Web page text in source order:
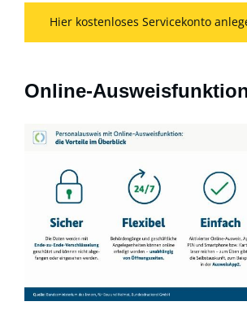
Hier kostenloses Servicekonto
Online-